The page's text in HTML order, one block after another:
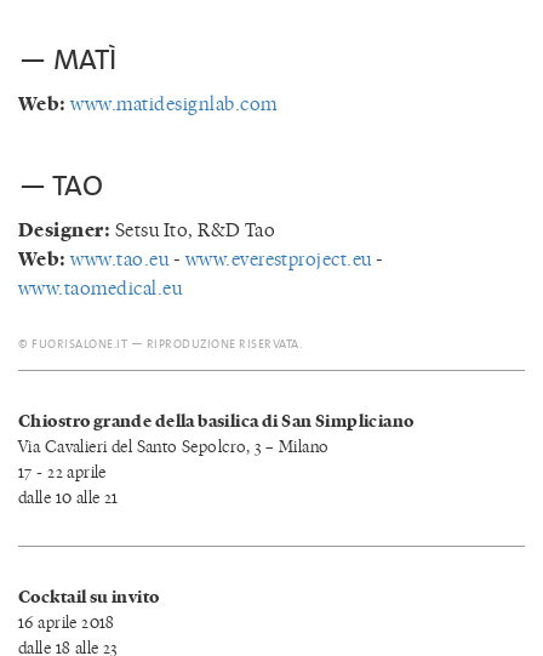
— MATÌ
Web:www.matidesignlab.com
— TAO
Designer: Setsu Ito, R&D Tao
Web:www.tao.eu-www.everestproject.eu-
www.taomedical.eu
© FUORISALONE.IT — RIPRODUZIONE RISERVATA.
Chiostro grande della basilica di San Simpliciano
Via Cavalieri del Santo Sepolcro, 3 – Milano
17 - 22 aprile
dalle 10 alle 21
Cocktail su invito
16 aprile 2018
dalle 18 alle 23